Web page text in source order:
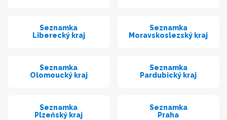
Seznamka
Liberecký kraj
Seznamka
Moravskoslezský kraj
Seznamka
Olomoucký kraj
Seznamka
Pardubický kraj
Seznamka
Plzeňský kraj
Seznamka
Praha